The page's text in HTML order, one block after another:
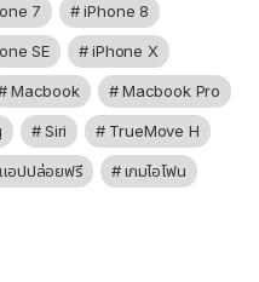
7 iPhone 8
SE iPhone X
Macbook Macbook Pro
Siri TrueMove H
อปปล่อยฟรี เกมไอโฟน